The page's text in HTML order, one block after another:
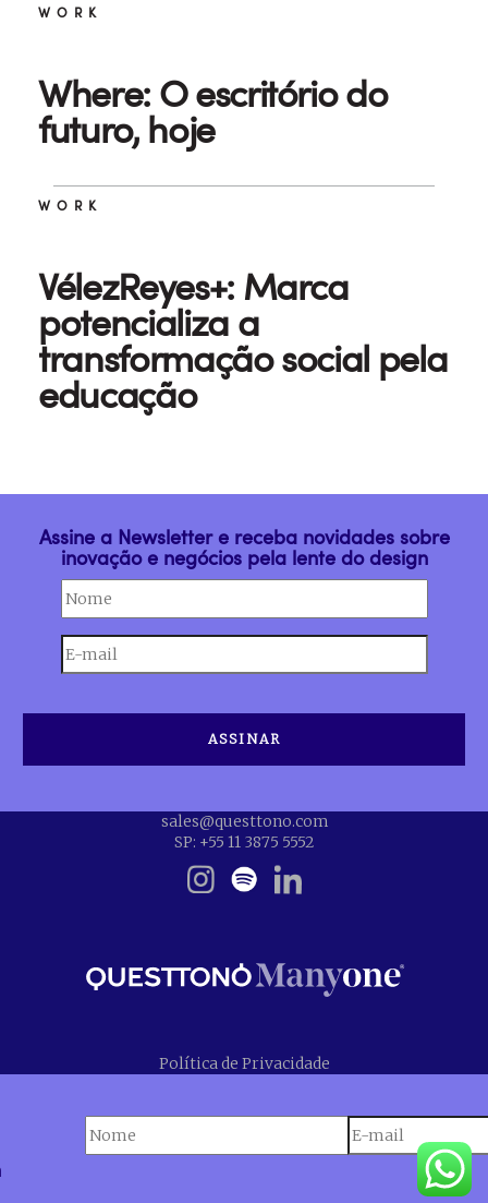
WORK
Where: O escritório do
futuro, hoje
WORK
VélezReyes+: Marca
potencializa a
transformação social pela
educação
Assine a Newsletter e receba novidades sobre
inovação e negócios pela lente do design
sales@questtono.com
SP: +55 11 3875 5552
Política de Privacidade